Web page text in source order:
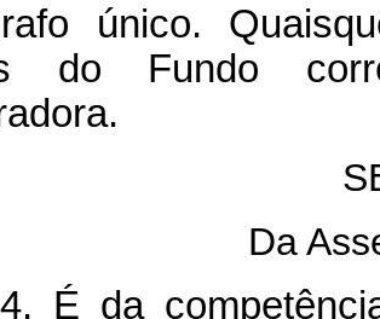
único.
do Fundo
Da
É da